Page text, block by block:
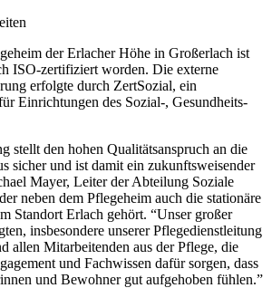
der Erlacher Höhe in Großerlach ist
ISO-zertifiziert worden. Die externe
erfolgte durch ZertSozial, ein
Einrichtungen des Sozial-, Gesundheits-
stellt den hohen Qualitätsanspruch an die
sicher und ist damit ein zukunftsweisender
Mayer, Leiter der Abteilung Soziale
neben dem Pflegeheim auch die stationäre
Standort Erlach gehört. “Unser großer
insbesondere unserer Pflegedienstleitung
allen Mitarbeitenden aus der Pflege, die
und Fachwissen dafür sorgen, dass
und Bewohner gut aufgehoben fühlen.”